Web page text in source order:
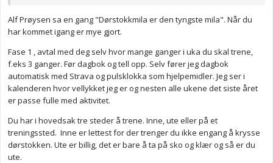
komme litt i gang? Har et håp om å kunne prøve treningssenter
igjen etter hvert men det blir ikke nå. De siste to gangene jeg
prøvde fikk jeg panikkanfall og det er ikke særlig hyggelig å få i
et rom fullt av mennesker..
Anonymkode: 36421...2b7
Alf Prøysen sa en gang "Dørstokkmila er den tyngste mila". Når du
har kommet igang er mye gjort.
Fase 1 , avtal med deg selv hvor mange ganger i uka du skal trene,
f.eks 3 ganger. Før dagbok og tell opp. Selv fører jeg dagbok
automatisk med Strava og pulsklokka som hjelpemidler. Jeg ser i
kalenderen hvor vellykket jeg er og nesten alle ukene det siste året
er passe fulle med aktivitet.
Du har i hovedsak tre steder å trene. Inne, ute eller på et
treningssted. Inne er lettest for der trenger du ikke engang å krysse
dørstokken. Ute er billig, det er bare å ta på sko og klær og så er du
ute.